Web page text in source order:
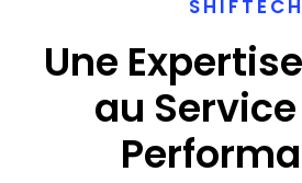
SHIFTECH
Une
au